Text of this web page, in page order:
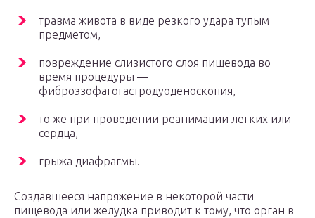
травма живота в виде резкого удара тупым
предметом,
повреждение слизистого слоя пищевода во
время процедуры —
фиброэзофагогастродуоденоскопия,
то же при проведении реанимации легких или
сердца,
грыжа диафрагмы.
Создавшееся напряжение в некоторой части
пищевода или желудка приводит к тому, что орган в